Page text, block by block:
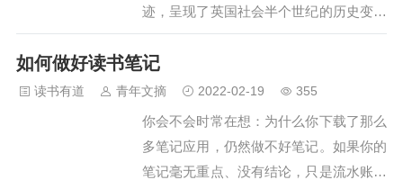
迹，呈现了英国社会半个世纪的历史变迁
——富人仍富穷者愈穷只有教育改变命运
在中国又是怎样的呢？在中国，导演郑
琼，也做了相似的一部纪录片，叫《出·
路》。她跟踪拍摄了农村孩子，小镇青
年，国际大都市里的少女的人生十年。让
你看到三个阶层的孩子，“读书”是如何影
如何做好读书笔记
读书有道 青年文摘 2022-02-19 355
你会不会时常在想：为什么你下载了那么
多笔记应用，仍然做不好笔记。如果你的
笔记毫无重点、没有结论，只是流水账式